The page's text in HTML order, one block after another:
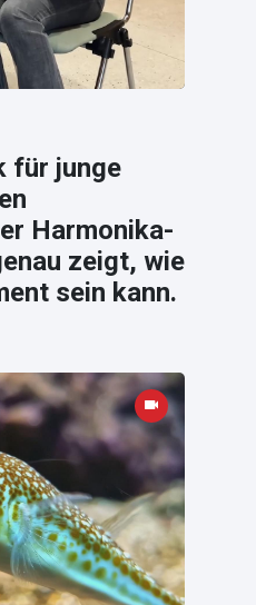
für junge
Harmonika-
zeigt, wie
sein kann.